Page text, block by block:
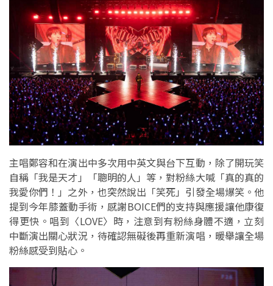
主唱鄭容和在演出中多次用中英文與台下互動，除了開玩笑
自稱「我是天才」「聰明的人」等，對粉絲大喊「真的真的
我愛你們！」之外，也突然說出「笑死」引發全場爆笑。他
提到今年膝蓋動手術，感謝BOICE們的支持與應援讓他康復
得更快。唱到〈LOVE〉時，注意到有粉絲身體不適，立刻
中斷演出關心狀況，待確認無礙後再重新演唱，暖舉讓全場
粉絲感受到貼心。